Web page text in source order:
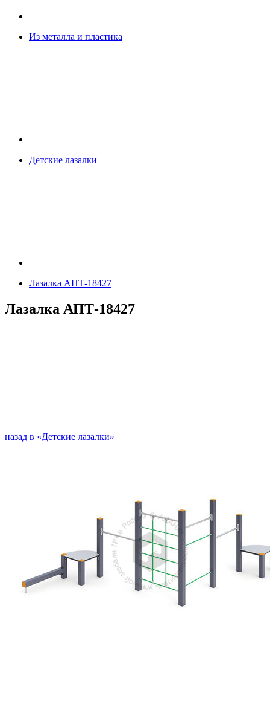
Из металла и пластика
Детские лазалки
Лазалка АПТ-18427
Лазалка АПТ-18427
назад в «Детские лазалки»